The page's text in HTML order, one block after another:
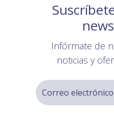
Infórmate de
noticias y